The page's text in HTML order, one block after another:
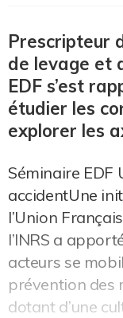
Prescripteur
de levage et
EDF s’est
étudier les
explorer les
Séminaire EDF
accidentUne
l’Union
l’INRS a
acteurs se
prévention des
dotant d’une